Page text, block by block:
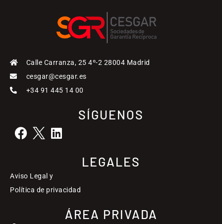
Calle Carranza, 25 4º-2 28004 Madrid
cesgar@cesgar.es
+34 91 445 14 00
SÍGUENOS
LEGALES
Aviso Legal y
Política de privacidad
ÁREA PRIVADA